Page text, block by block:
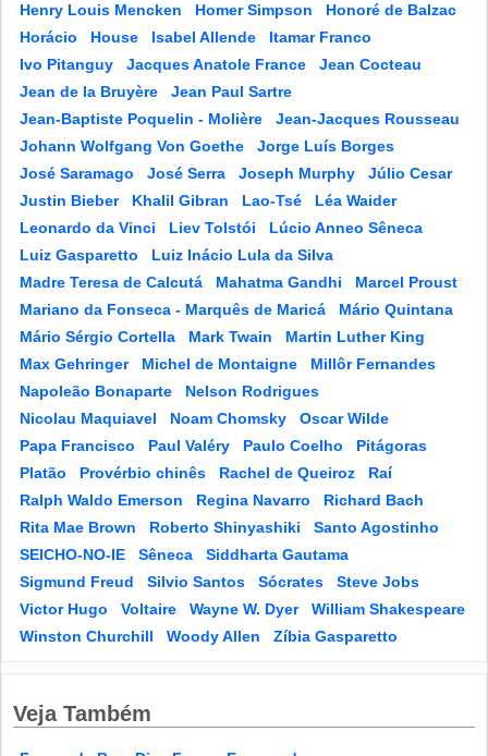
Henry Louis Mencken
Homer Simpson
Honoré de Balzac
Horácio
House Isabel Allende
Itamar Franco
Ivo Pitanguy
Jacques Anatole France
Jean Cocteau
Jean de la Bruyère
Jean Paul Sartre
Jean-Baptiste Poquelin - Molière
Jean-Jacques Rousseau
Johann Wolfgang Von Goethe
Jorge Luís Borges
José Saramago
José Serra Joseph Murphy
Júlio Cesar
Justin Bieber
Khalil Gibran Lao-Tsé
Léa Waider
Leonardo da Vinci
Liev Tolstói
Lúcio Anneo Sêneca
Luiz Gasparetto
Luiz Inácio Lula da Silva
Madre Teresa de Calcutá
Mahatma Gandhi
Marcel Proust
Mariano da Fonseca - Marquês de Maricá
Mário Quintana
Mário Sérgio Cortella
Mark Twain
Martin Luther King
Max Gehringer
Michel de Montaigne
Millôr Fernandes
Napoleão Bonaparte
Nelson Rodrigues
Nicolau Maquiavel
Noam Chomsky
Oscar Wilde
Papa Francisco
Paul Valéry Paulo Coelho
Pitágoras
Platão
Provérbio chinês Rachel de Queiroz
Raí
Ralph Waldo Emerson
Regina Navarro
Richard Bach
Rita Mae Brown
Roberto Shinyashiki
Santo Agostinho
SEICHO-NO-IE
Sêneca
Siddharta Gautama
Sigmund Freud
Silvio Santos Sócrates
Steve Jobs
Victor Hugo
Voltaire Wayne W. Dyer
William Shakespeare
Winston Churchill
Woody Allen Zíbia Gasparetto
Veja Também